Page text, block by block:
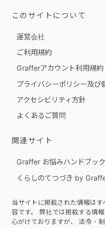
このサイトについて
運営会社
ご利用規約
Grafferアカウント利用規約
プライバシーポリシー及び
アクセシビリティ方針
よくあるご質問
関連サイト
Graffer お悩みハンドブッ
くらしのてつづき by
当サイトに掲載された情報は
容です。 弊社では掲載する情
心がけておりますが、 法令・